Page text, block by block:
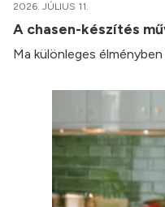
2026. JÚLIUS 11.
A chasen-készítés
Ma különleges élményben